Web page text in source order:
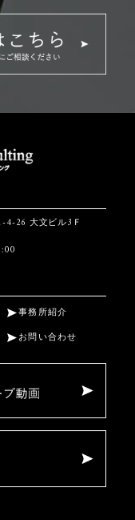
4-26 大文ビル3Ｆ
事務所紹介
お問い合わせ